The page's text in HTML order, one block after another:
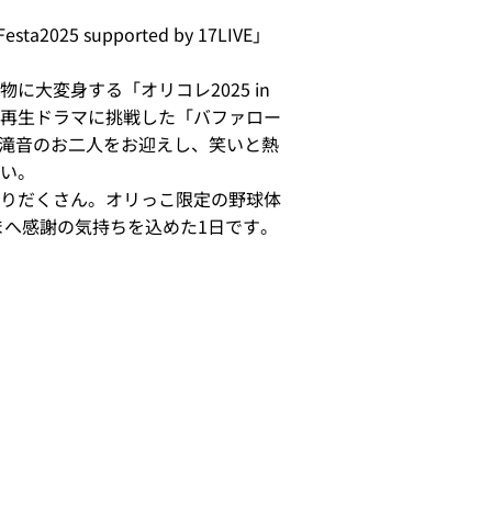
supported by 17LIVE」
に大変身する「オリコレ2025 in
生ドラマに挑戦した「バファロー
音のお二人をお迎えし、笑いと熱
。
だくさん。オリっこ限定の野球体
感謝の気持ちを込めた1日です。